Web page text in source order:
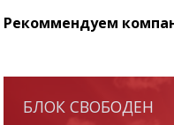
Рекоммендуем
БЛОК СВОБОДЕН